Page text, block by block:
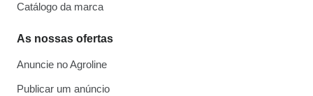
Catálogo da marca
As nossas ofertas
Anuncie no Agroline
Publicar um anúncio